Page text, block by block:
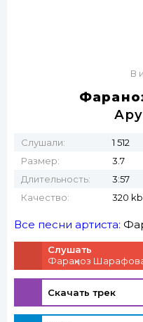
В
Слушали:
1 512
Размер:
3.7
Длительность:
3:57
Качество:
320
Все песни артиста:
Слушать
Фараҳноз
Скачать трек